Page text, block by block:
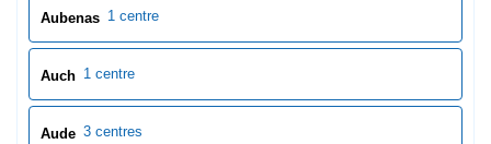
Aubenas 1 centre
Auch 1 centre
Aude 3 centres